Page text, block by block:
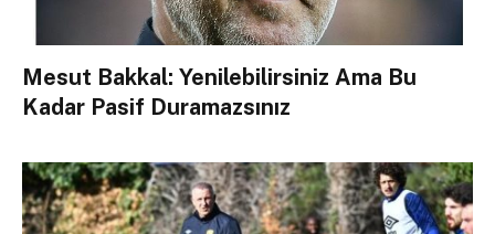
Mesut Bakkal: Yenilebilirsiniz Ama Bu
Kadar Pasif Duramazsınız